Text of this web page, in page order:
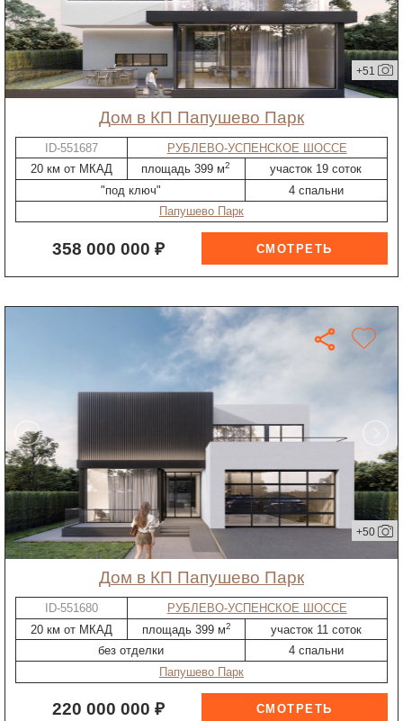
+51
дом в КП Папушево Парк
ID-551687
РУБЛЕВО-УСПЕНСКОЕ ШОССЕ
20 км от МКАД
площадь 399 м2
участок 19 соток
"под ключ"
4 спальни
Папушево Парк
358 000 000 ₽
+50
дом в КП Папушево Парк
ID-551680
РУБЛЕВО-УСПЕНСКОЕ ШОССЕ
20 км от МКАД
площадь 399 м2
участок 11 соток
без отделки
4 спальни
Папушево Парк
220 000 000 ₽